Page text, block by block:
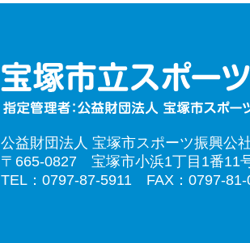
公益財団法人 宝塚市スポーツ振興公
〒665-0827 宝塚市小浜1丁目1番11
TEL：0797-87-5911 FAX：0797-81-